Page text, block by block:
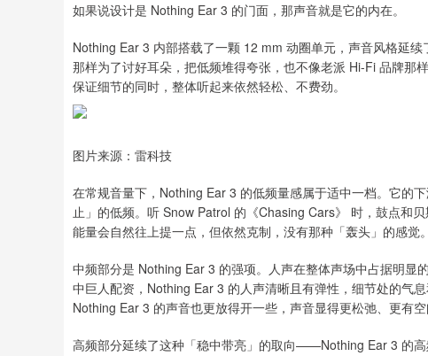
如果说设计是 Nothing Ear 3 的门面，那声音就是它的内在。
Nothing Ear 3 内部搭载了一颗 12 mm 动圈单元，声音风格延
那样为了讨好耳朵，把低频堆得夸张，也不像老派 Hi-Fi 品牌
保证细节的同时，整体听起来依然轻松、不费劲。
图片来源：雷科技
在常规音量下，Nothing Ear 3 的低频量感属于适中一档。它的
止」的低频。听 Snow Patrol 的《Chasing Cars》 时，鼓点和
能量会自然往上提一点，但依然克制，没有那种「轰头」的感觉。
中频部分是 Nothing Ear 3 的强项。人声在整体声场中占据明显
中巨人配资，Nothing Ear 3 的人声清晰且有弹性，细节处的气
Nothing Ear 3 的声音也更放得开一些，声音显得更松弛、更有空
高频部分延续了这种「稳中带亮」的取向——Nothing Ear 3 的